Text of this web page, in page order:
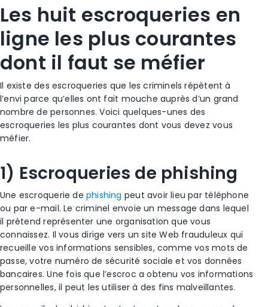
Les huit escroqueries en
ligne les plus courantes
dont il faut se méfier
Il existe des escroqueries que les criminels répètent à
l’envi parce qu’elles ont fait mouche auprès d’un grand
nombre de personnes. Voici quelques-unes des
escroqueries les plus courantes dont vous devez vous
méfier.
1) Escroqueries de phishing
Une escroquerie de phishing peut avoir lieu par téléphone
ou par e-mail. Le criminel envoie un message dans lequel
il prétend représenter une organisation que vous
connaissez. Il vous dirige vers un site Web frauduleux qui
recueille vos informations sensibles, comme vos mots de
passe, votre numéro de sécurité sociale et vos données
bancaires. Une fois que l’escroc a obtenu vos informations
personnelles, il peut les utiliser à des fins malveillantes.